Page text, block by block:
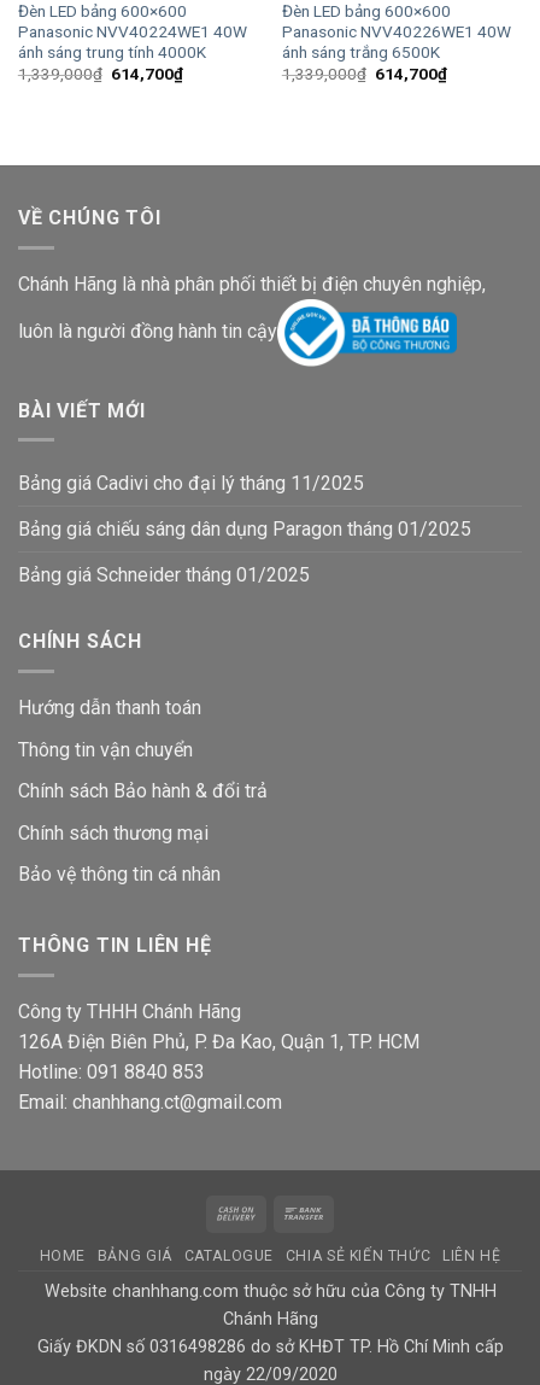
Đèn LED bảng 600×600
Panasonic NVV40224WE1 40W
ánh sáng trung tính 4000K
1,339,000₫ Giá
614,700₫Giá
hiện
Đèn LED bảng 600×600
Panasonic NVV40226WE1 40W
ánh sáng trắng 6500K
1,339,000₫ Giá
614,700₫Giá
hiện
VỀ CHÚNG TÔI
Chánh Hãng là nhà phân phối thiết bị điện chuyên nghiệp,
luôn là người đồng hành tin cậy
BÀI VIẾT MỚI
Bảng giá Cadivi cho đại lý tháng 11/2025
Bảng giá chiếu sáng dân dụng Paragon tháng 01/2025
Bảng giá Schneider tháng 01/2025
CHÍNH SÁCH
Hướng dẫn thanh toán
Thông tin vận chuyển
Chính sách Bảo hành & đổi trả
Chính sách thương mại
Bảo vệ thông tin cá nhân
THÔNG TIN LIÊN HỆ
Công ty THHH Chánh Hãng
126A Điện Biên Phủ, P. Đa Kao, Quận 1, TP. HCM
Hotline: 091 8840 853
Email: chanhhang.ct@gmail.com
Cash
Delivery
HOME BẢNG GIÁ CATALOGUE CHIA SẺ KIẾN THỨC LIÊN HỆ
Website chanhhang.com thuộc sở hữu của Công ty TNHH
Chánh Hãng
Giấy ĐKDN số 0316498286 do sở KHĐT TP. Hồ Chí Minh cấp
ngày 22/09/2020